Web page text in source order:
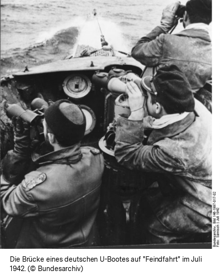
In
Lightbox
öffnen
Die Brücke eines deutschen U-Bootes auf "Feindfahrt" im Juli
1942. (© Bundesarchiv)